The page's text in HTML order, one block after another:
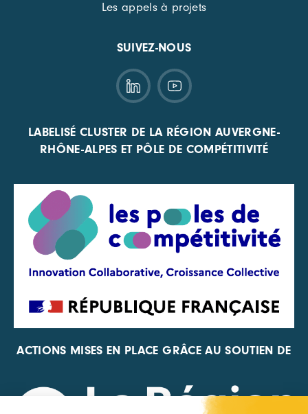
Les appels à projets
SUIVEZ-NOUS
LABELISÉ CLUSTER DE LA RÉGION AUVERGNE-
RHÔNE-ALPES ET PÔLE DE COMPÉTITIVITÉ
ACTIONS MISES EN PLACE GRÂCE AU SOUTIEN DE